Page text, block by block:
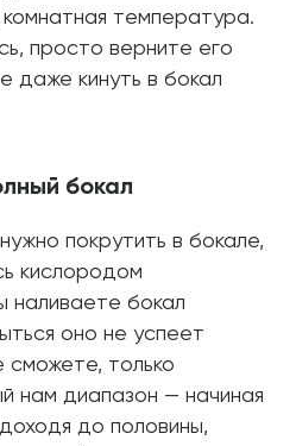
температура.
просто верните его
даже кинуть в бокал
бокал
покрутить в бокале,
кислородом
наливаете бокал
оно не успеет
сможете, только
нам диапазон — начиная
до половины,